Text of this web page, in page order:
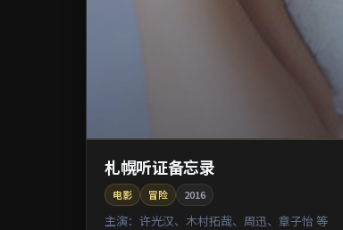
札幌听证备忘录
电影 冒险 2016
主演： 许光汉、木村拓哉、周迅、章子怡 等